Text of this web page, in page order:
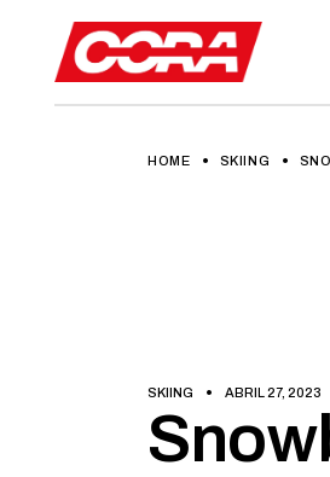
HOME SKIING
SKIING ABRIL 27, 2023